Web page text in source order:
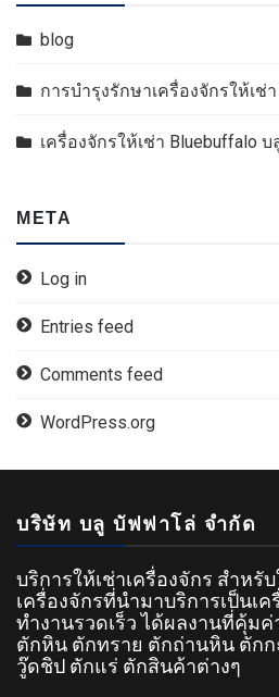
blog
การบำรุงรักษาเครื่องจักรให้เช่
เครื่องจักรให้เช่า Bluebuffalo
META
Log in
Entries feed
Comments feed
WordPress.org
บริษัท บลู บัฟฟาโล่ จำกัด
บริการให้เช่าเครื่องจักร สำหรั
เครื่องจักรที่นำมาบริการเป็นเ
ทำงานรวดเร็ว ได้ผลงานที่คุ้ม
ตักหิน ตักทราย ตักถ่านหิน ตัก
วู๊ดชิป ตักแร่ ตักสินค้าต่างๆ